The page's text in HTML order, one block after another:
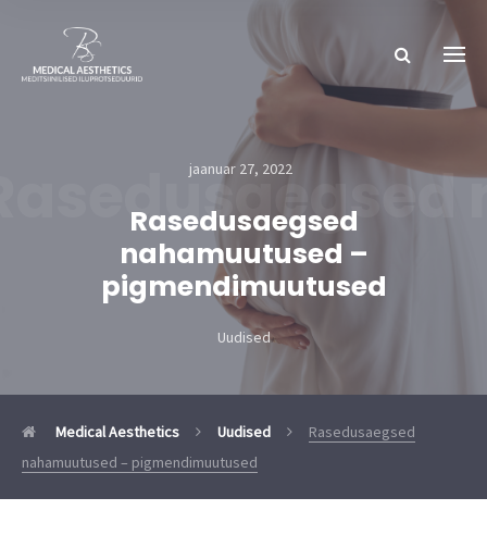
jaanuar 27, 2022
Rasedusaegsed
nahamuutused –
pigmendimuutused
Uudised
Medical Aesthetics Uudised
Rasedusaegsed
nahamuutused – pigmendimuutused